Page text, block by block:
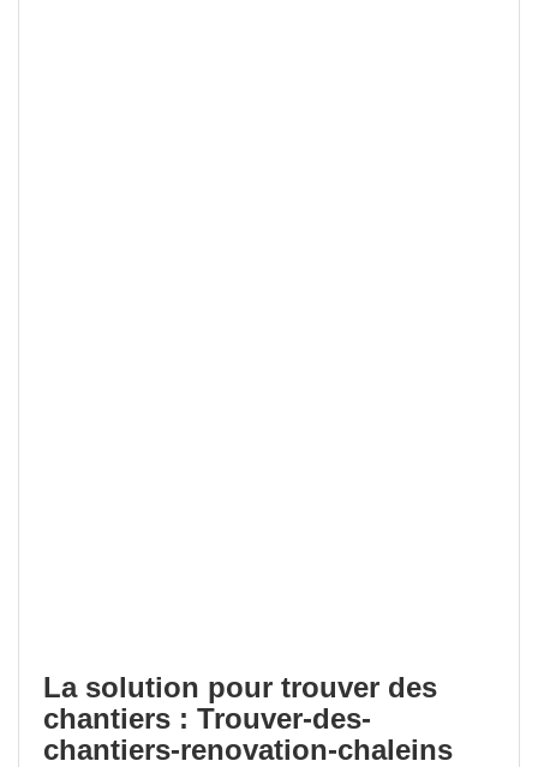
La solution pour trouver des
chantiers : Trouver-des-
chantiers-renovation-chaleins